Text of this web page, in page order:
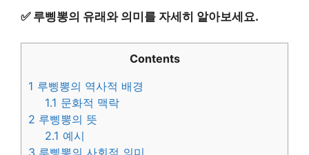
✅ 루삥뽕의 유래와 의미를 자세히 알아보세요.
Contents
1 루삥뽕의 역사적 배경
1.1 문화적 맥락
2 루삥뽕의 뜻
2.1 예시